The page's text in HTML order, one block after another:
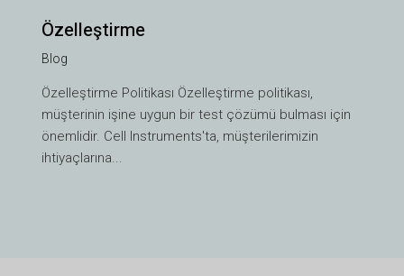
Özelleştirme
Blog
Özelleştirme Politikası Özelleştirme politikası,
müşterinin işine uygun bir test çözümü bulması için
önemlidir. Cell Instruments'ta, müşterilerimizin
ihtiyaçlarına...
HE